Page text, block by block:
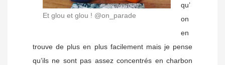
Et glou et glou ! @on_parade
qu’
on
en
trouve de plus en plus facilement mais je pense
qu’ils ne sont pas assez concentrés en charbon